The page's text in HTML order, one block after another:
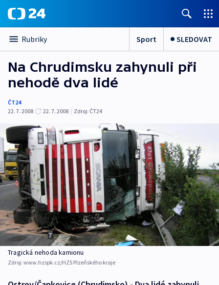
Rubriky Sport SLEDOVAT
Na Chrudimsku zahynuli při
nehodě dva lidé
ČT24
22. 7. 2008
22. 7. 2008 | Zdroj: ČT24
Tragická nehoda kamionu
Zdroj: www.hzspk.cz/HZS Plzeňského kraje